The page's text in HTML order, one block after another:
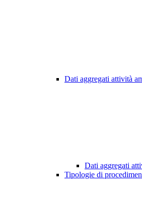
Dati aggregati attività
Dati aggregati
Tipologie di